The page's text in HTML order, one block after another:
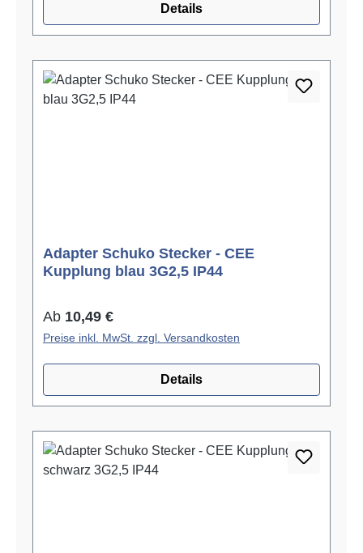
Details
Adapter Schuko Stecker - CEE
Kupplung blau 3G2,5 IP44
Regulärer Preis:
Ab 10,49 €
Preise inkl. MwSt. zzgl. Versandkosten
Details